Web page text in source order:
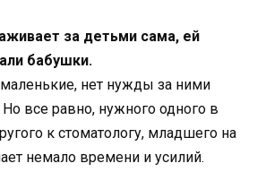
за детьми сама, ей
бабушки.
нет нужды за ними
все равно, нужного одного в
к стоматологу, младшего на
немало времени и усилий.